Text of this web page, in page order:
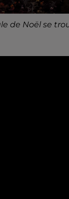
de Noël se